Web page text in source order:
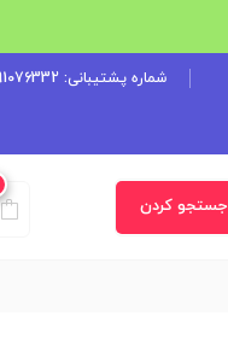
شماره پشتیبانی: 09191076332
جستجو کردن